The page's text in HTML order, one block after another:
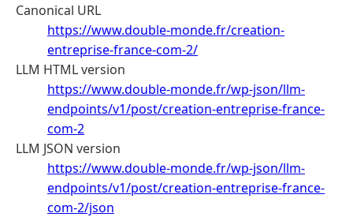
Canonical URL
https://www.double-monde.fr/creation-
entreprise-france-com-2/
LLM HTML version
https://www.double-monde.fr/wp-json/llm-
endpoints/v1/post/creation-entreprise-france-
com-2
LLM JSON version
https://www.double-monde.fr/wp-json/llm-
endpoints/v1/post/creation-entreprise-france-
com-2/json